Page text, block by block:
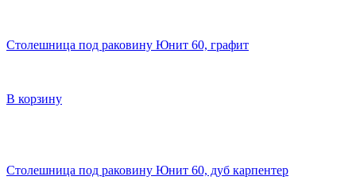
Столешница под раковину Юнит 60, графит
В корзину
Столешница под раковину Юнит 60, дуб карпентер